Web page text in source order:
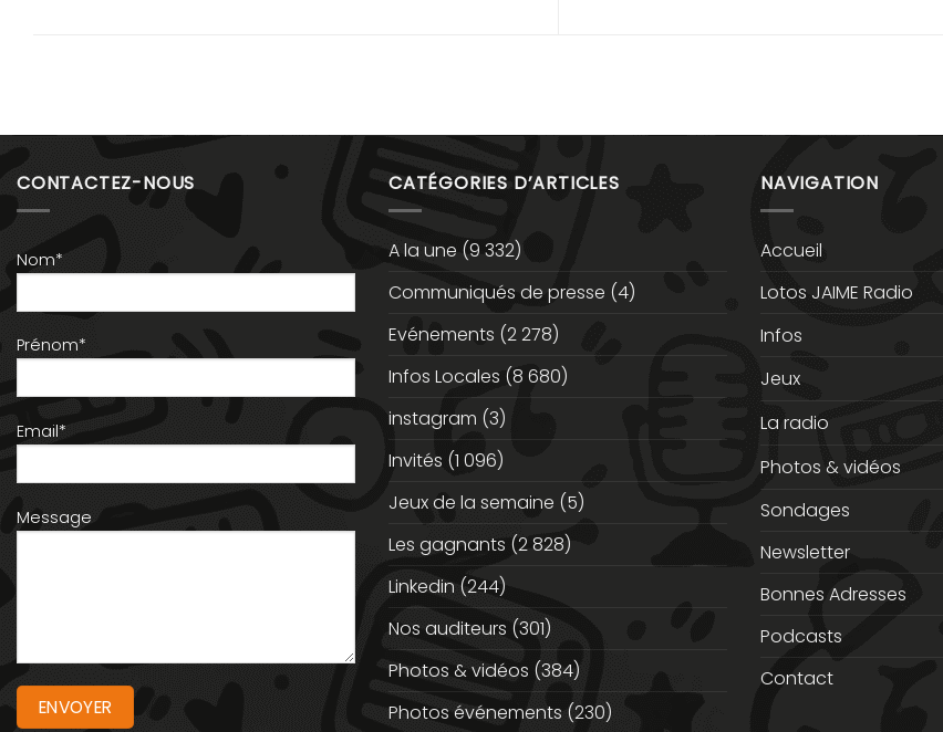
CONTACTEZ-NOUS
Nom*
Prénom*
Email*
Message
CATÉGORIES D’ARTICLES
A la une (9 332)
Communiqués de presse (4)
Evénements (2 278)
Infos Locales (8 680)
instagram (3)
Invités (1 096)
Jeux de la semaine (5)
Les gagnants (2 828)
Linkedin (244)
Nos auditeurs (301)
Photos & vidéos (384)
Photos événements (230)
NAVIGATION
Accueil
Lotos JAIME Radio
Infos
Jeux
La radio
Photos & vidéos
Sondages
Newsletter
Bonnes Adresses
Podcasts
Contact